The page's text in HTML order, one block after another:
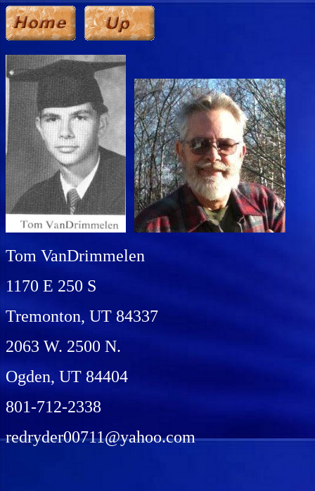
Tom VanDrimmelen
1170 E 250 S
Tremonton, UT 84337
2063 W. 2500 N.
Ogden, UT 84404
801-712-2338
redryder00711@yahoo.com